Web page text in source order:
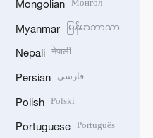
Mongolian
Myanmar မြန်မာဘာသာ
Nepali नेपाली
Persian فارسی
Polish Polski
Portuguese Português